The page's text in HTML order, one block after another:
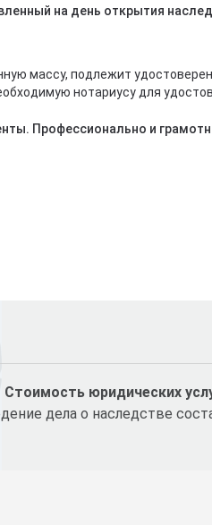
на день открытия
массу, подлежит
нотариусу для
Профессионально и
Стоимость юридических
дела о наследстве